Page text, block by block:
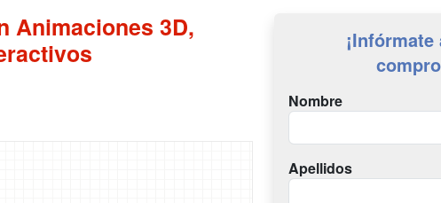
Animaciones 3D,
Nombre
Apellidos